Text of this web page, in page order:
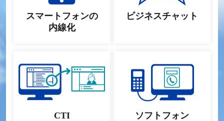
スマートフォンの
内線化
ビジネスチャット
CTI ソフトフォン